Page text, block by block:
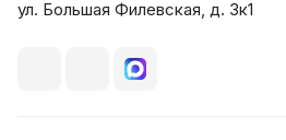
ул. Большая Филевская, д. 3к1